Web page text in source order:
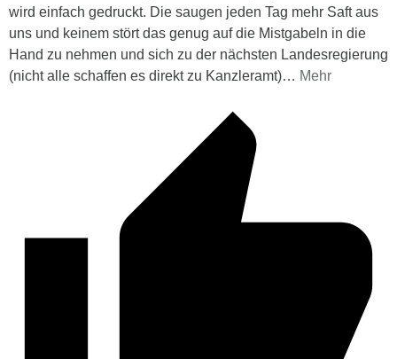
wird einfach gedruckt. Die saugen jeden Tag mehr Saft aus
uns und keinem stört das genug auf die Mistgabeln in die
Hand zu nehmen und sich zu der nächsten Landesregierung
(nicht alle schaffen es direkt zu Kanzleramt)… Mehr